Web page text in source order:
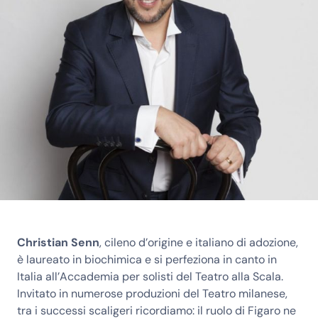
Christian Senn, cileno d’origine e italiano di adozione,
è laureato in biochimica e si perfeziona in canto in
Italia all’Accademia per solisti del Teatro alla Scala.
Invitato in numerose produzioni del Teatro milanese,
tra i successi scaligeri ricordiamo: il ruolo di Figaro ne